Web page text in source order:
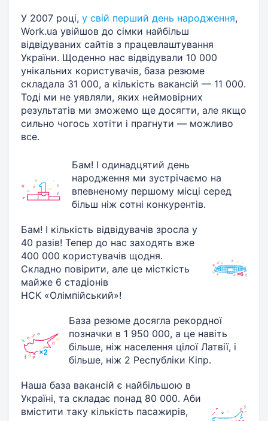
У 2007 році, у свій перший день народження,
Work.ua увійшов до сімки найбільш
відвідуваних сайтів з працевлаштування
України. Щоденно нас відвідували 10 000
унікальних користувачів, база резюме
складала 31 000, а кількість вакансій — 11 000.
Тоді ми не уявляли, яких неймовірних
результатів ми зможемо ще досягти, але якщо
сильно чогось хотіти і прагнути — можливо
все.
Бам! І одинадцятий день
народження ми зустрічаємо на
впевненому першому місці серед
більш ніж сотні конкурентів.
Бам! І кількість відвідувачів зросла у
40 разів! Тепер до нас заходять вже
400 000 користувачів щодня.
Складно повірити, але це місткість
майже 6 стадіонів
НСК «Олімпійський»!
База резюме досягла рекордної
позначки в 1 950 000, а це навіть
більше, ніж населення цілої Латвії, і
більше, ніж 2 Республіки Кіпр.
Наша база вакансій є найбільшою в
Україні, та складає понад 80 000. Аби
вмістити таку кількість пасажирів,